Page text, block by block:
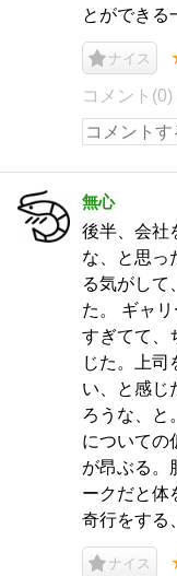
とができる
ナイス
コメント(0)
無心
後半、会社
な、と思っ
る気がして
た。 ギャ
すぎてて、
じた。上司
い、と感じ
ろうな、と
についての
が昂ぶる。
ークだと体
奇行をする
ナイス